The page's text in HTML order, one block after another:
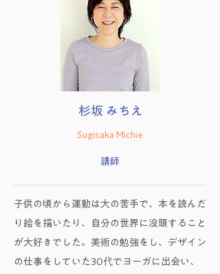
杉坂 みちえ
Sugisaka Michie
講師
子供の頃から運動は大の苦手で、本を読んだ
り絵を描いたり、自分の世界に没頭すること
が大好きでした。美術の勉強をし、デザイン
の仕事をしていた30代でヨーガに出会い、